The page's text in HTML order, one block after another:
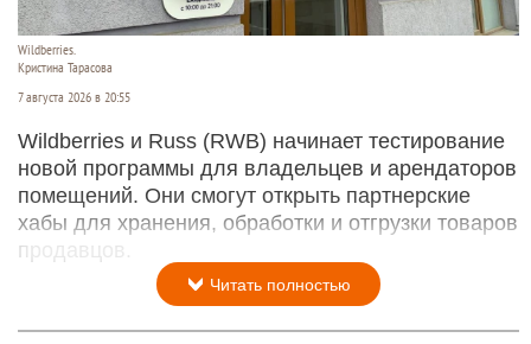
Wildberries.
Кристина Тарасова
7 августа 2026 в 20:55
Wildberries и Russ (RWB) начинает тестирование
новой программы для владельцев и арендаторов
помещений. Они смогут открыть партнерские
хабы для хранения, обработки и отгрузки товаров
продавцов.
Читать полностью